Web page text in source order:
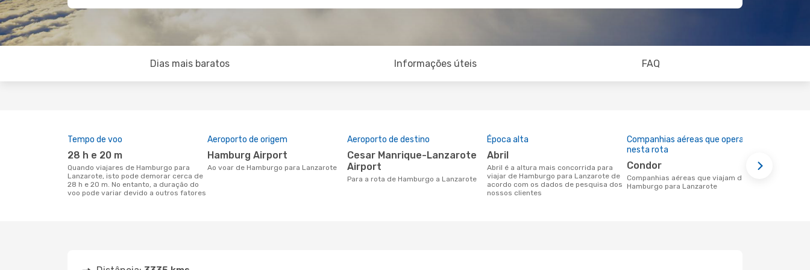
Dias mais baratos Informações úteis FAQ
Tempo de voo
28 h e 20 m
Quando viajares de Hamburgo para
Lanzarote, isto pode demorar cerca de
28 h e 20 m. No entanto, a duração do
voo pode variar devido a outros fatores
Aeroporto de origem
Hamburg Airport
Ao voar de Hamburgo para Lanzarote
Aeroporto de destino
Cesar Manrique-Lanzarote
Airport
Para a rota de Hamburgo a Lanzarote
Época alta
abril
abril é a altura mais concorrida para
viajar de Hamburgo para Lanzarote de
acordo com os dados de pesquisa dos
nossos clientes
Companhias aéreas que operam
nesta rota
Condor
Companhias aéreas que viajam de
Hamburgo para Lanzarote